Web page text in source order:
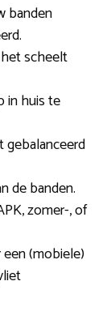
banden
scheelt
in huis te
gebalanceerd
de banden.
zomer-, of
(mobiele)